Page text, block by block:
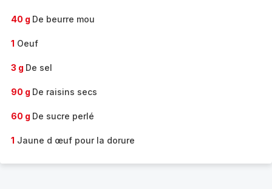
40 g De beurre mou
1 Oeuf
3 g De sel
90 g De raisins secs
60 g De sucre perlé
1 Jaune d œuf pour la dorure